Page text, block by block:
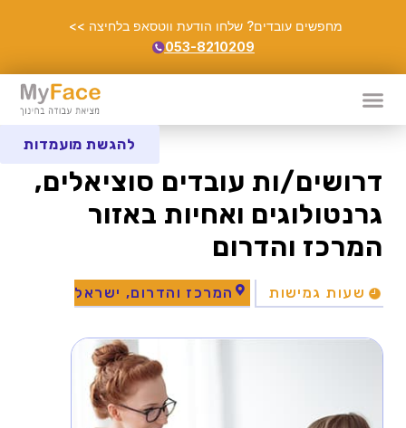
מחפשים עובדים? שלחו הודעת ווטסאפ בלחיצה >>
053-8210209
דרושים/ות עובדים סוציאלים,
גרנטולוגים ואחיות באזור
המרכז והדרום
שעות גמישות המרכז והדרום, ישראל
להגשת מועמדות